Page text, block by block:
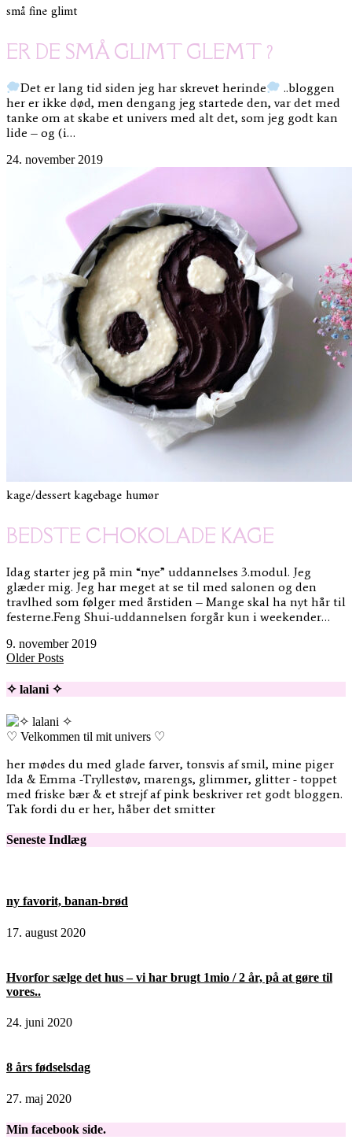
små fine glimt
ER DE SMÅ GLIMT GLEMT ?
Det er lang tid siden jeg har skrevet herinde
..bloggen
her er ikke død, men dengang jeg startede den, var det med
tanke om at skabe et univers med alt det, som jeg godt kan
lide – og (i…
24. november 2019
kage/dessertkagebage humør
BEDSTE CHOKOLADE KAGE
Idag starter jeg på min “nye” uddannelses 3.modul. Jeg
glæder mig. Jeg har meget at se til med salonen og den
travlhed som følger med årstiden – Mange skal ha nyt hår til
festerne.Feng Shui-uddannelsen forgår kun i weekender…
9. november 2019
Older Posts
✧ lalani ✧
♡ Velkommen til mit univers ♡
her mødes du med glade farver, tonsvis af smil, mine piger
Ida & Emma -Tryllestøv, marengs, glimmer, glitter - toppet
med friske bær & et strejf af pink beskriver ret godt bloggen.
Tak fordi du er her, håber det smitter
Seneste Indlæg
ny favorit, banan-brød
17. august 2020
Hvorfor sælge det hus – vi har brugt 1mio / 2 år, på at gøre til
vores..
24. juni 2020
8 års fødselsdag
27. maj 2020
Min facebook side.